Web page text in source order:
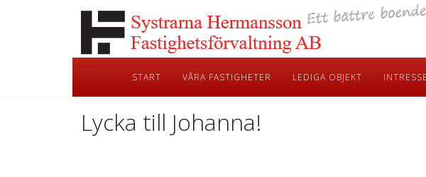
START VÅRA FASTIGHETER LEDIGA OBJEKT
Lycka till Johanna!